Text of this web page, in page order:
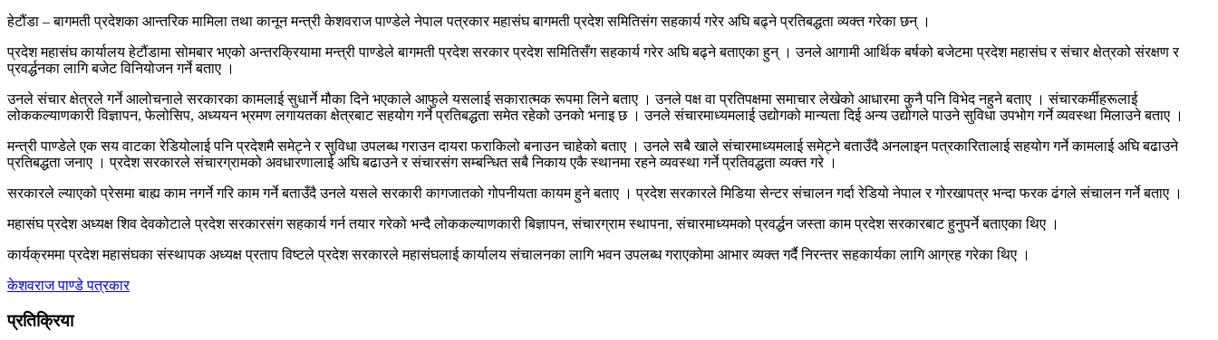
हेटौंडा – बागमती प्रदेशका आन्तरिक मामिला तथा कानून मन्त्री केशवराज पाण्डेले नेपाल पत्रकार महासंघ बागमती प्रदेश समितिसंग सहकार्य गरेर अघि बढ्ने प्रतिबद्धता व्यक्त गरेका छन् ।
प्रदेश महासंघ कार्यालय हेटौंडामा सोमबार भएको अन्तरक्रियामा मन्त्री पाण्डेले बागमती प्रदेश सरकार प्रदेश समितिसँग सहकार्य गरेर अघि बढ्ने बताएका हुन् । उनले आगामी आर्थिक बर्षको बजेटमा प्रदेश महासंघ र संचार क्षेत्रको संरक्षण र
प्रवर्द्धनका लागि बजेट विनियोजन गर्ने बताए ।
उनले संचार क्षेत्रले गर्ने आलोचनाले सरकारका कामलाई सुधार्ने मौका दिने भएकाले आफुले यसलाई सकारात्मक रूपमा लिने बताए । उनले पक्ष वा प्रतिपक्षमा समाचार लेखेको आधारमा कुनै पनि विभेद नहुने बताए । संचारकर्मीहरूलाई
लोककल्याणकारी विज्ञापन, फेलोसिप, अध्ययन भ्रमण लगायतका क्षेत्रबाट सहयोग गर्ने प्रतिबद्धता समेत रहेको उनको भनाइ छ । उनले संचारमाध्यमलाई उद्योगको मान्यता दिई अन्य उद्योगले पाउने सुविधा उपभोग गर्ने व्यवस्था मिलाउने बताए ।
मन्त्री पाण्डेले एक सय वाटका रेडियोलाई पनि प्रदेशमै समेट्ने र सुविधा उपलब्ध गराउन दायरा फराकिलो बनाउन चाहेको बताए । उनले सबै खाले संचारमाध्यमलाई समेट्ने बताउँदै अनलाइन पत्रकारितालाई सहयोग गर्ने कामलाई अघि बढाउने
प्रतिबद्धता जनाए । प्रदेश सरकारले संचारग्रामको अवधारणालाई अघि बढाउने र संचारसंग सम्बन्धित सबै निकाय एकै स्थानमा रहने व्यवस्था गर्ने प्रतिवद्धता व्यक्त गरे ।
सरकारले ल्याएको प्रेसमा बाह्य काम नगर्ने गरि काम गर्ने बताउँदै उनले यसले सरकारी कागजातको गोपनीयता कायम हुने बताए । प्रदेश सरकारले मिडिया सेन्टर संचालन गर्दा रेडियो नेपाल र गोरखापत्र भन्दा फरक ढंगले संचालन गर्ने बताए ।
महासंघ प्रदेश अध्यक्ष शिव देवकोटाले प्रदेश सरकारसंग सहकार्य गर्न तयार गरेको भन्दै लोककल्याणकारी बिज्ञापन, संचारग्राम स्थापना, संचारमाध्यमको प्रवर्द्धन जस्ता काम प्रदेश सरकारबाट हुनुपर्ने बताएका थिए ।
कार्यक्रममा प्रदेश महासंघका संस्थापक अध्यक्ष प्रताप विष्टले प्रदेश सरकारले महासंघलाई कार्यालय संचालनका लागि भवन उपलब्ध गराएकोमा आभार व्यक्त गर्दै निरन्तर सहकार्यका लागि आग्रह गरेका थिए ।
केशवराज पाण्डेपत्रकार
प्रतिक्रिया